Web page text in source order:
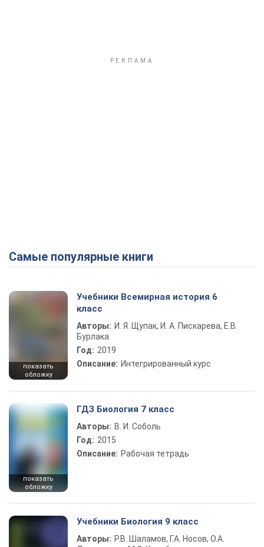
Самые популярные книги
показать
обложку
Учебники Всемирная история 6
класс
Авторы: И. Я. Щупак, И. А. Пискарева, Е.В.
Бурлака
Год: 2019
Описание: Интегрированный курс
показать
обложку
ГДЗ Биология 7 класс
Авторы: В. И. Соболь
Год: 2015
Описание: Рабочая тетрадь
Учебники Биология 9 класс
Авторы: Р.В. Шаламов, Г.А. Носов, О.А.